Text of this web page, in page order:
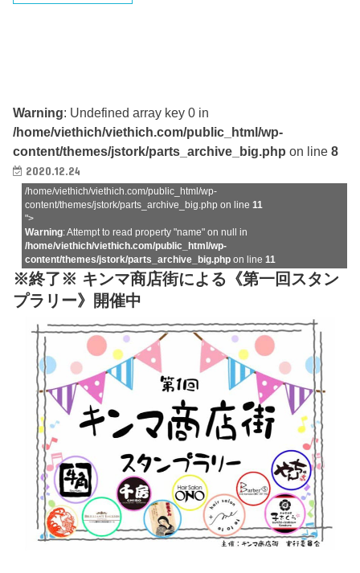
Warning: Undefined array key 0 in
/home/viethich/viethich.com/public_html/wp-
content/themes/jstork/parts_archive_big.php on line8
2020.12.24
/home/viethich/viethich.com/public_html/wp-
content/themes/jstork/parts_archive_big.php on line11
">
Warning: Attempt to read property "name" on null in
/home/viethich/viethich.com/public_html/wp-
content/themes/jstork/parts_archive_big.php on line11
※終了※ キンマ商店街による《第一回スタン
プラリー》開催中